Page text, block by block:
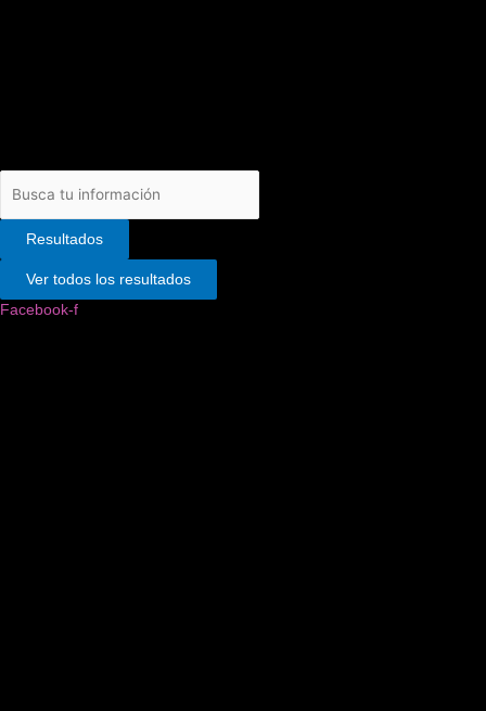
Resultados
Ver todos los resultados
Facebook-f